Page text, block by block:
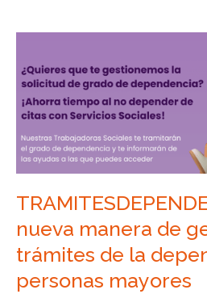
nueva manera de
trámites de la
personas mayores